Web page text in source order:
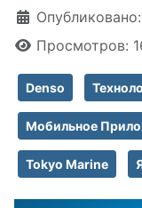
Информация о
Просмотров:
Denso
Мобильное
Tokyo Marine